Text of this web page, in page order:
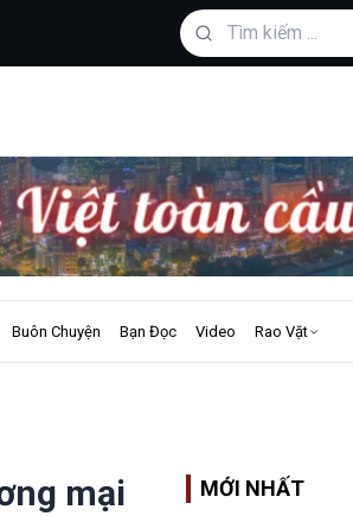
Buôn Chuyện Bạn Đọc Video Rao Vặt
mại
MỚI NHẤT